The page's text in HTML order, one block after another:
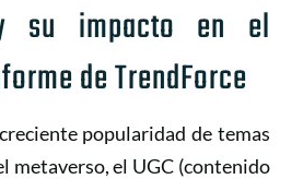
su impacto en el
de TrendForce
popularidad de temas
metaverso, el UGC (contenido